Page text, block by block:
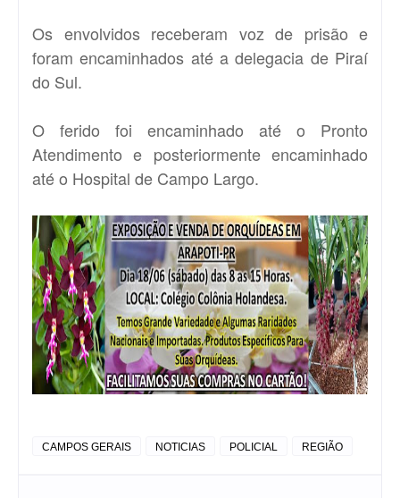
Os envolvidos receberam voz de prisão e
foram encaminhados até a delegacia de Piraí
do Sul.
O ferido foi encaminhado até o Pronto
Atendimento e posteriormente encaminhado
até o Hospital de Campo Largo.
CAMPOS GERAIS NOTICIAS POLICIAL REGIÃO